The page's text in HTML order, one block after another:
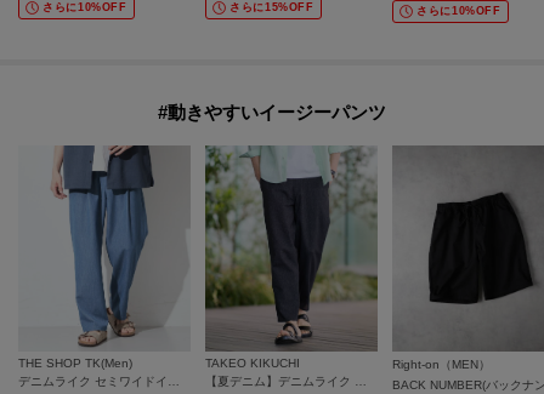
さらに10%OFF さらに15%OFF さらに10%OFF
#動きやすいイージーパンツ
THE SHOP TK(Men)
TAKEO KIKUCHI
Right-on（MEN）